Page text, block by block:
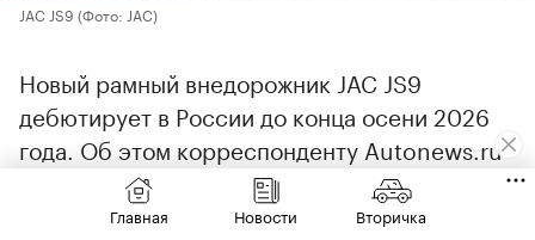
JAC JS9 (Фото: JAC)
Новый рамный внедорожник JAC JS9
дебютирует в России до конца осени 2026
года. Об этом корреспонденту Autonews.ru
сообщили в пресс-службе китайской марки.
Изначально эта модельдолжна была
Главная Новости Вторичка